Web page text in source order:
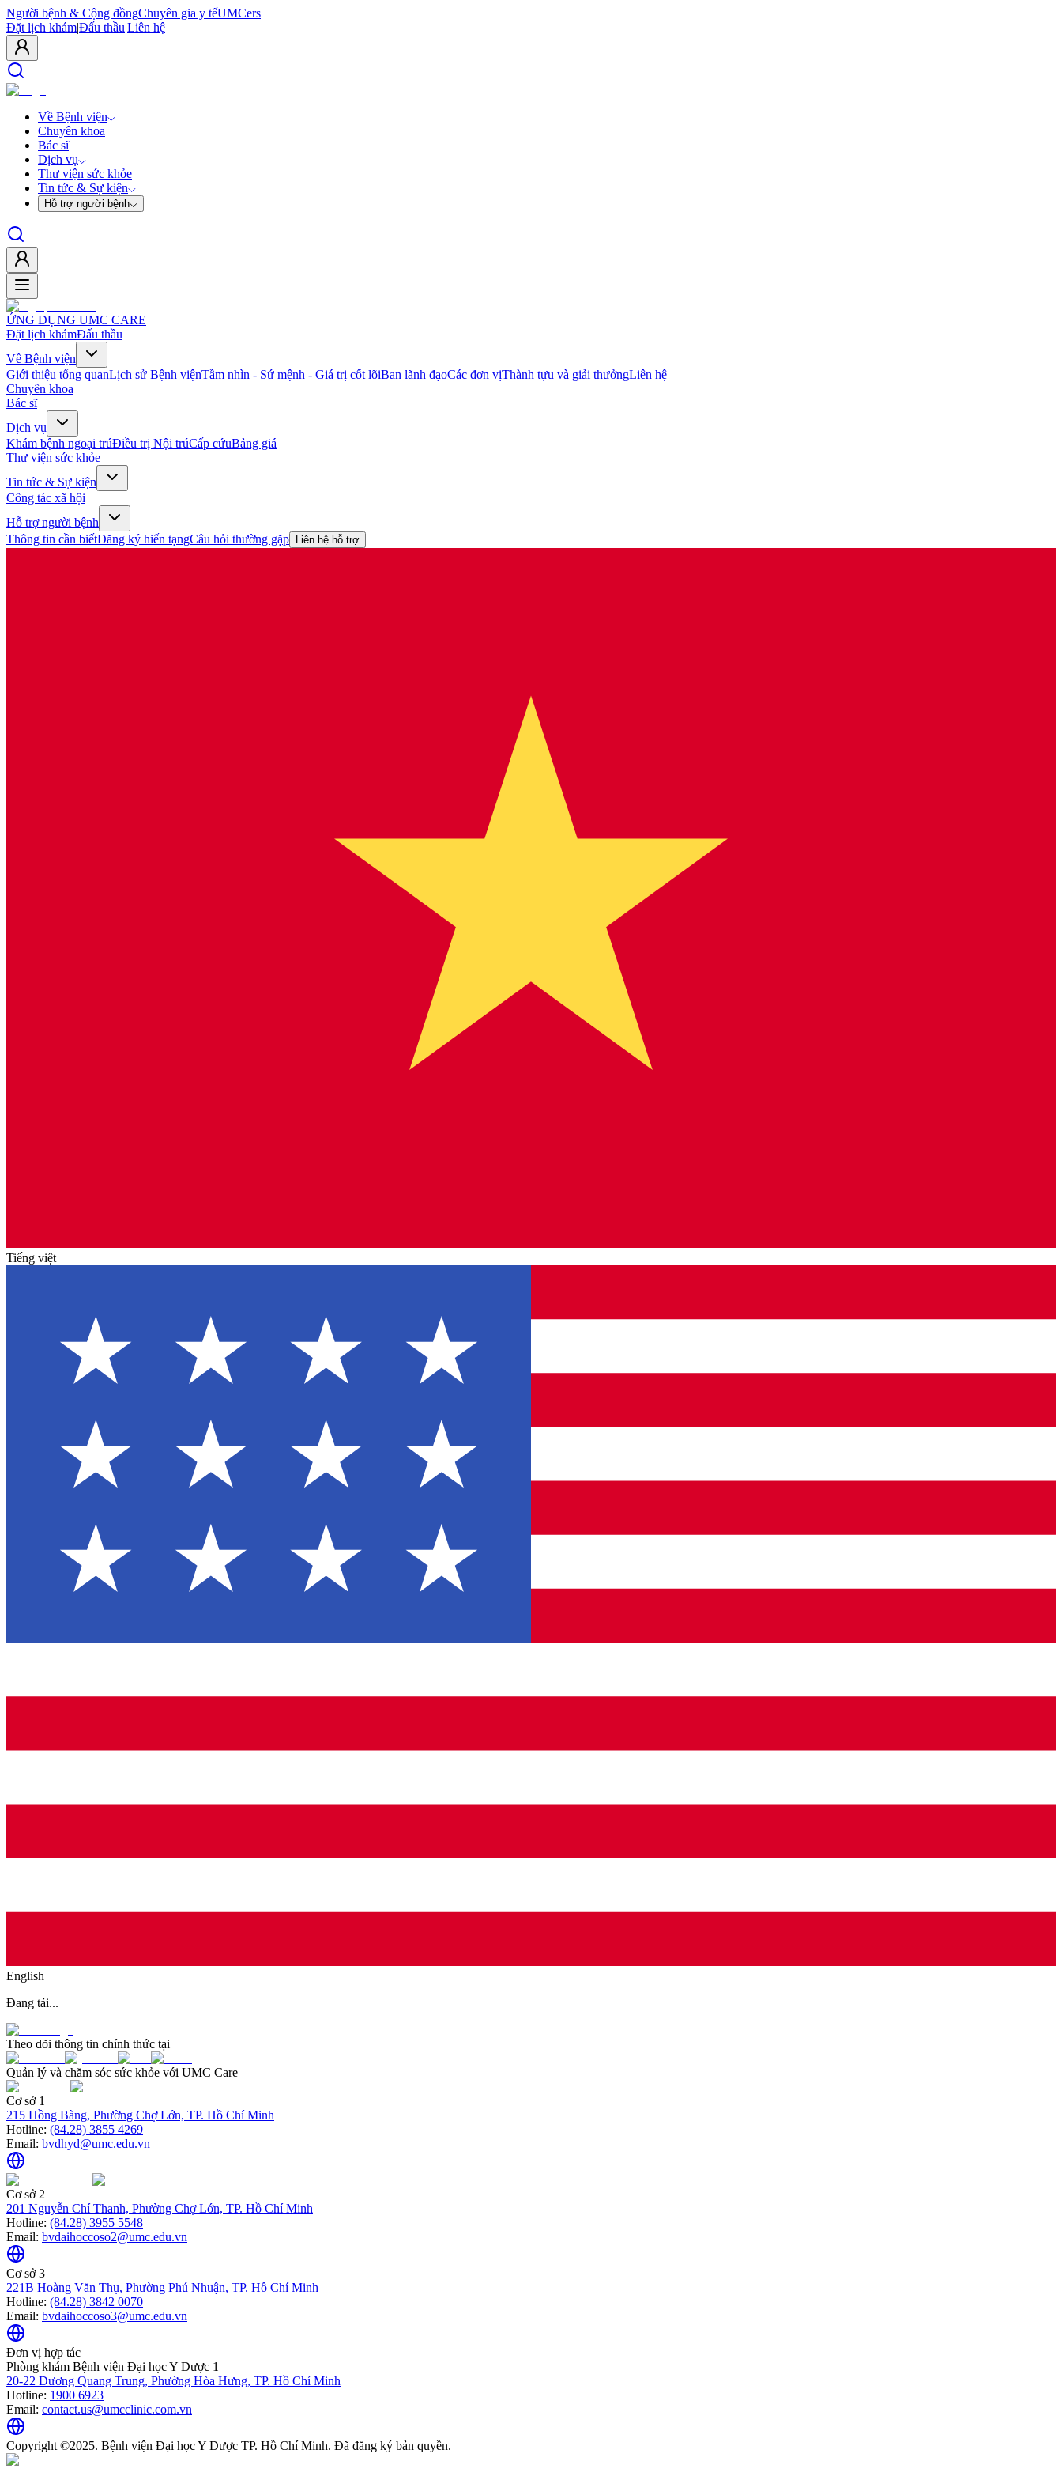
Người bệnh & Cộng đồngChuyên gia y tếUMCers
Đặt lịch khám|Đấu thầu|Liên hệ
Về Bệnh viện
Chuyên khoa
Bác sĩ
Dịch vụ
Thư viện sức khỏe
Tin tức & Sự kiện
Hỗ trợ người bệnh
ỨNG DỤNG UMC CARE
Đặt lịch khámĐấu thầu
Về Bệnh viện
Giới thiệu tổng quanLịch sử Bệnh việnTầm nhìn - Sứ mệnh - Giá trị cốt lõiBan lãnh đạoCác đơn vịThành tựu và giải thưởngLiên hệ
Chuyên khoa
Bác sĩ
Dịch vụ
Khám bệnh ngoại trúĐiều trị Nội trúCấp cứuBảng giá
Thư viện sức khỏe
Tin tức & Sự kiện
Công tác xã hội
Hỗ trợ người bệnh
Thông tin cần biếtĐăng ký hiến tạngCâu hỏi thường gặp Liên hệ hỗ trợ
Tiếng việt
English
Đang tải...
Theo dõi thông tin chính thức tại
Quản lý và chăm sóc sức khỏe với UMC Care
Cơ sở 1
215 Hồng Bàng, Phường Chợ Lớn, TP. Hồ Chí Minh
Hotline: (84.28) 3855 4269
Email: bvdhyd@umc.edu.vn
Cơ sở 2
201 Nguyễn Chí Thanh, Phường Chợ Lớn, TP. Hồ Chí Minh
Hotline: (84.28) 3955 5548
Email: bvdaihoccoso2@umc.edu.vn
Cơ sở 3
221B Hoàng Văn Thụ, Phường Phú Nhuận, TP. Hồ Chí Minh
Hotline: (84.28) 3842 0070
Email: bvdaihoccoso3@umc.edu.vn
Đơn vị hợp tác
Phòng khám Bệnh viện Đại học Y Dược 1
20-22 Dương Quang Trung, Phường Hòa Hưng, TP. Hồ Chí Minh
Hotline: 1900 6923
Email: contact.us@umcclinic.com.vn
Copyright ©2025. Bệnh viện Đại học Y Dược TP. Hồ Chí Minh. Đã đăng ký bản quyền.